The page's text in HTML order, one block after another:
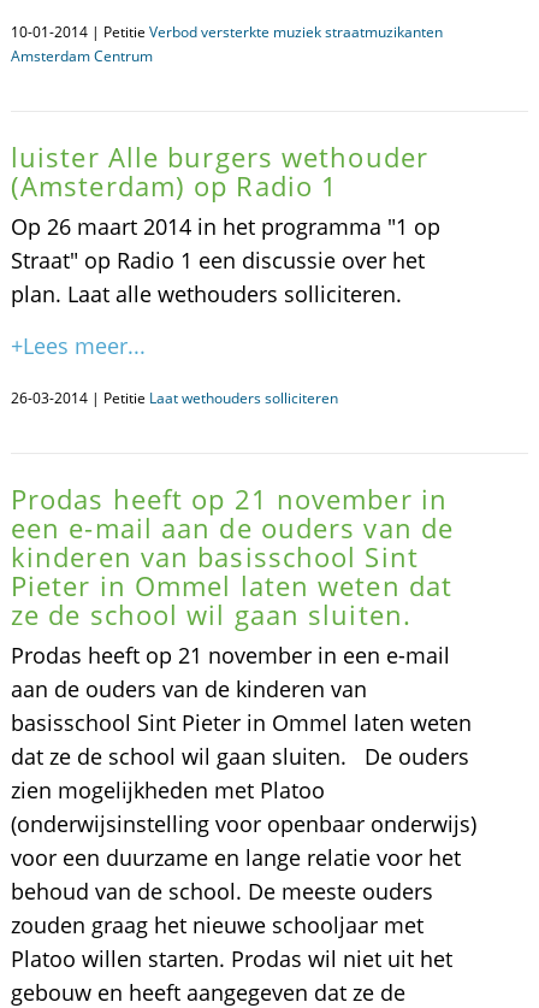
10-01-2014 | Petitie Verbod versterkte muziek straatmuzikanten
Amsterdam Centrum
luister Alle burgers wethouder
(Amsterdam) op Radio 1
Op 26 maart 2014 in het programma "1 op
Straat" op Radio 1 een discussie over het
plan. Laat alle wethouders solliciteren.
+Lees meer...
26-03-2014 | Petitie Laat wethouders solliciteren
Prodas heeft op 21 november in
een e-mail aan de ouders van de
kinderen van basisschool Sint
Pieter in Ommel laten weten dat
ze de school wil gaan sluiten.
Prodas heeft op 21 november in een e-mail
aan de ouders van de kinderen van
basisschool Sint Pieter in Ommel laten weten
dat ze de school wil gaan sluiten. De ouders
zien mogelijkheden met Platoo
(onderwijsinstelling voor openbaar onderwijs)
voor een duurzame en lange relatie voor het
behoud van de school. De meeste ouders
zouden graag het nieuwe schooljaar met
Platoo willen starten. Prodas wil niet uit het
gebouw en heeft aangegeven dat ze de